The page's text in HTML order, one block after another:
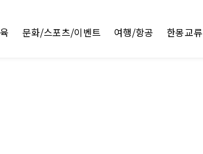
문화/스포츠/이벤트 여행/항공 한몽교류